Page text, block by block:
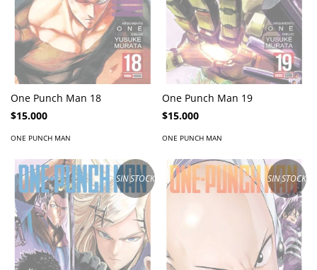
One Punch Man 18
$15.000
ONE PUNCH MAN
One Punch Man 19
$15.000
ONE PUNCH MAN
SIN STOCK SIN STOCK